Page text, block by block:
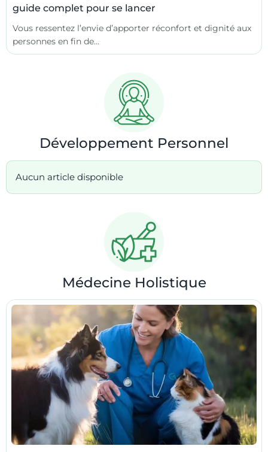
guide complet pour se lancer
Vous ressentez l’envie d’apporter réconfort et dignité aux
personnes en fin de...
Développement Personnel
Aucun article disponible
Médecine Holistique